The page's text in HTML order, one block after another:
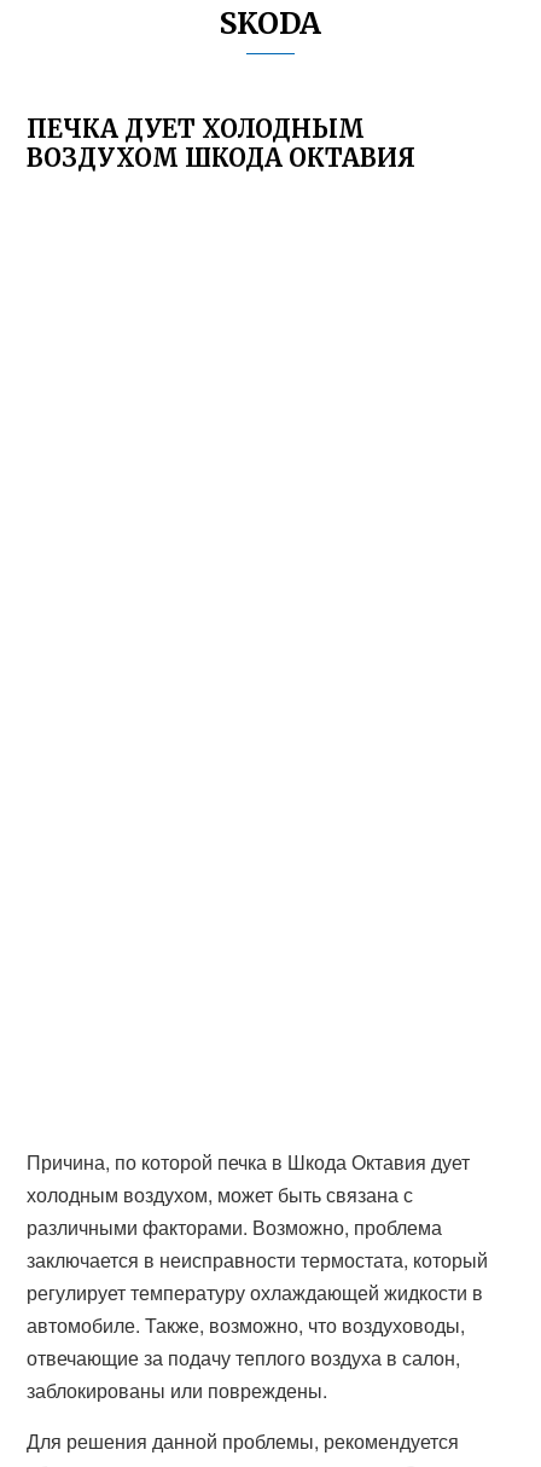
SKODA
ПЕЧКА ДУЕТ ХОЛОДНЫМ
ВОЗДУХОМ ШКОДА ОКТАВИЯ
Причина, по которой печка в Шкода Октавия дует
холодным воздухом, может быть связана с
различными факторами. Возможно, проблема
заключается в неисправности термостата, который
регулирует температуру охлаждающей жидкости в
автомобиле. Также, возможно, что воздуховоды,
отвечающие за подачу теплого воздуха в салон,
заблокированы или повреждены.
Для решения данной проблемы, рекомендуется